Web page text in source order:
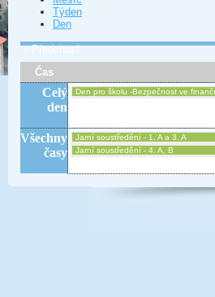
Týden
Den
« Předchozí
Čas
Celý
den
Den pro školu -Bezpečnost ve
Všechny
časy
Jarní soustředění - 1. A a 3. A
Jarní soustředění - 4. A, B